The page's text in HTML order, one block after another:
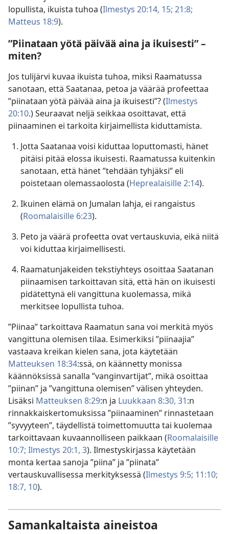
lopullista, ikuista tuhoa (Ilmestys 20:14, 15; 21:8;
Matteus 18:9).
”Piinataan yötä päivää aina ja ikuisesti” –
miten?
Jos tulijärvi kuvaa ikuista tuhoa, miksi Raamatussa
sanotaan, että Saatanaa, petoa ja väärää profeettaa
”piinataan yötä päivää aina ja ikuisesti”? (Ilmestys
20:10.) Seuraavat neljä seikkaa osoittavat, että
piinaaminen ei tarkoita kirjaimellista kiduttamista.
Jotta Saatanaa voisi kiduttaa loputtomasti, hänet
pitäisi pitää elossa ikuisesti. Raamatussa kuitenkin
sanotaan, että hänet ”tehdään tyhjäksi” eli
poistetaan olemassaolosta (Heprealaisille 2:14).
Ikuinen elämä on Jumalan lahja, ei rangaistus
(Roomalaisille 6:23).
Peto ja väärä profeetta ovat vertauskuvia, eikä niitä
voi kiduttaa kirjaimellisesti.
Raamatunjakeiden tekstiyhteys osoittaa Saatanan
piinaamisen tarkoittavan sitä, että hän on ikuisesti
pidätettynä eli vangittuna kuolemassa, mikä
merkitsee lopullista tuhoa.
”Piinaa” tarkoittava Raamatun sana voi merkitä myös
vangittuna olemisen tilaa. Esimerkiksi ”piinaajia”
vastaava kreikan kielen sana, jota käytetään
Matteuksen 18:34:ssä, on käännetty monissa
käännöksissä sanalla ”vanginvartijat”, mikä osoittaa
”piinan” ja ”vangittuna olemisen” välisen yhteyden.
Lisäksi Matteuksen 8:29:n ja Luukkaan 8:30, 31:n
rinnakkaiskertomuksissa ”piinaaminen” rinnastetaan
”syvyyteen”, täydellistä toimettomuutta tai kuolemaa
tarkoittavaan kuvaannolliseen paikkaan (Roomalaisille
10:7; Ilmestys 20:1, 3). Ilmestyskirjassa käytetään
monta kertaa sanoja ”piina” ja ”piinata”
vertauskuvallisessa merkityksessä (Ilmestys 9:5; 11:10;
18:7, 10).
Samankaltaista aineistoa